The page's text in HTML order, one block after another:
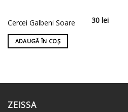
Cercei Galbeni Soare 30lei
ADAUGĂ ÎN COȘ
ZEISSA